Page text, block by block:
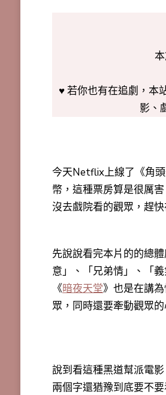
♥ 若你也有在追劇，本
影、
今天Netflix上線了《角
幣，這種票房算是很厲
沒去戲院看的觀眾，趕
先說說看完本片的的總
意」、「兄弟情」、「
《暗夜天堂》也是在講
眾，同時還要牽動觀眾的
說到看這種黑道幫派電
兩個字還猶豫到底要不